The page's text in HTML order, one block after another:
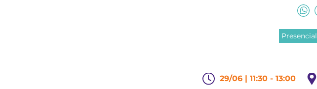
Presencial
29/06 | 11:30 - 13:00